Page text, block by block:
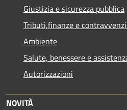
Giustizia e sicurezza pubblica
Tributi,finanze e
Ambiente
Salute, benessere e
Autorizzazioni
NOVITÀ